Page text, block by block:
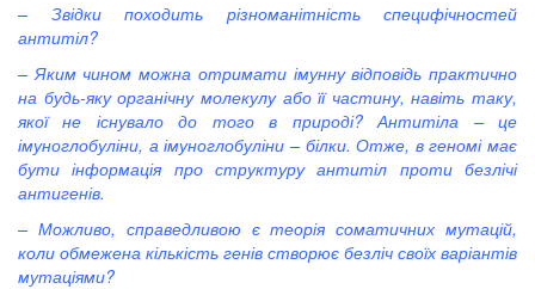
– Звідки походить різноманітність специфічностей
антитіл?
– Яким чином можна отримати імунну відповідь практично
на будь-яку органічну молекулу або її частину, навіть таку,
якої не існувало до того в природі? Антитіла – це
імуноглобуліни, а імуноглобуліни – білки. Отже, в геномі має
бути інформація про структуру антитіл проти безлічі
антигенів.
– Можливо, справедливою є теорія соматичних мутацій,
коли обмежена кількість генів створює безліч своїх варіантів
мутаціями?